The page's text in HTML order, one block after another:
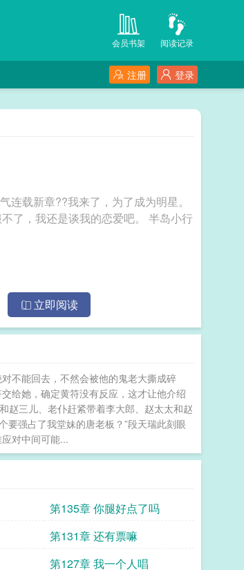
阅读记录
会员书架
登录
注册
载新章??我来了，为了成为明星。
还是谈我的恋爱吧。 半岛小行
立即阅读
不能回去，不然会被他的鬼老大撕成碎
给她，确定黄符没有反应，这才让他介绍
赵三儿、老仆赶紧带着李大郎、赵太太和赵
要强占了我堂妹的唐老板？”段天瑞此刻眼
对中间可能...
第135章 你腿好点了吗
第131章 还有票嘛
第127章 我一个人唱